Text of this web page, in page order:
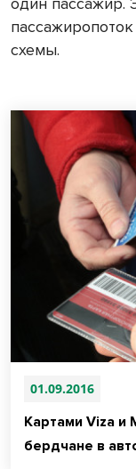
схемы.
01.09.2016
Картами Viza и
бердчане в